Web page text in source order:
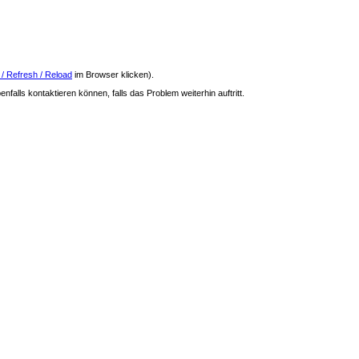
Refresh / Reload im Browser klicken).
kontaktieren können, falls das Problem weiterhin auftritt.